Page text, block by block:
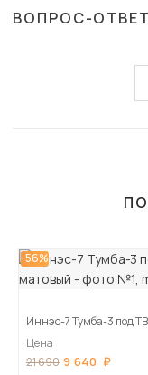
ВОПРОС-ОТВЕТ
-56%
Иннэс-7 Тумба-3 под
Цена
21 690 9 640